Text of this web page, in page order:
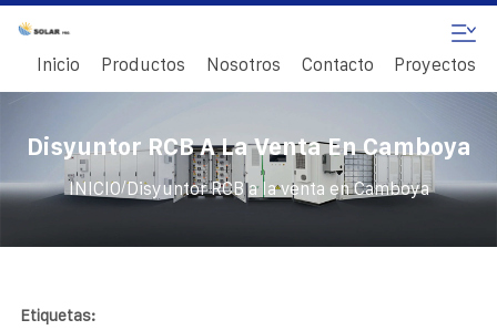
Inicio Productos Nosotros Contacto Proyectos
Disyuntor RCB A La Venta En Camboya
INICIO/Disyuntor RCB a la venta en Camboya
Etiquetas: